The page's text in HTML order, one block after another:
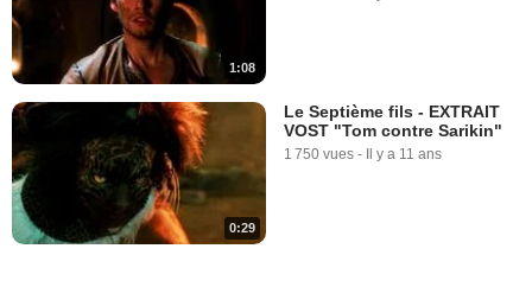
1:08
0:29
Le Septième fils - EXTRAIT
VOST "Tom contre Sarikin"
1 750 vues - Il y a 11 ans